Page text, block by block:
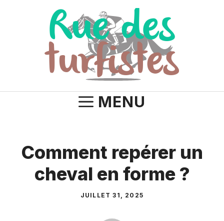
MENU
Comment repérer un
cheval en forme ?
JUILLET 31, 2025